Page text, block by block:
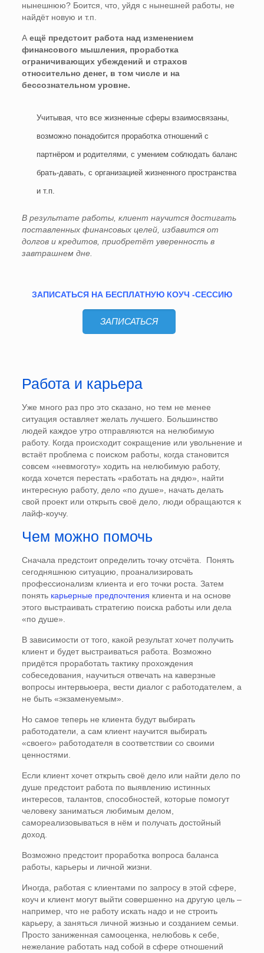
нынешнюю? Боится, что, уйдя с нынешней работы, не
найдёт новую и т.п.
А ещё предстоит работа над изменением
финансового мышления, проработка
ограничивающих убеждений и страхов
относительно денег, в том числе и на
бессознательном уровне.
Учитывая, что все жизненные сферы взаимосвязаны,
возможно понадобится проработка отношений с
партнёром и родителями, с умением соблюдать баланс
брать-давать, с организацией жизненного пространства
и т.п.
В результате работы, клиент научится достигать
поставленных финансовых целей, избавится от
долгов и кредитов, приобретёт уверенность в
завтрашнем дне.
ЗАПИСАТЬСЯ НА БЕСПЛАТНУЮ КОУЧ -СЕССИЮ
ЗАПИСАТЬСЯ
Работа и карьера
Уже много раз про это сказано, но тем не менее
ситуация оставляет желать лучшего. Большинство
людей каждое утро отправляются на нелюбимую
работу. Когда происходит сокращение или увольнение и
встаёт проблема с поиском работы, когда становится
совсем «невмоготу» ходить на нелюбимую работу,
когда хочется перестать «работать на дядю», найти
интересную работу, дело «по душе», начать делать
свой проект или открыть своё дело, люди обращаются к
лайф-коучу.
Чем можно помочь
Сначала предстоит определить точку отсчёта. Понять
сегодняшнюю ситуацию, проанализировать
профессионализм клиента и его точки роста. Затем
понять карьерные предпочтения клиента и на основе
этого выстраивать стратегию поиска работы или дела
«по душе».
В зависимости от того, какой результат хочет получить
клиент и будет выстраиваться работа. Возможно
придётся проработать тактику прохождения
собеседования, научиться отвечать на каверзные
вопросы интервьюера, вести диалог с работодателем, а
не быть «экзаменуемым».
Но самое теперь не клиента будут выбирать
работодатели, а сам клиент научится выбирать
«своего» работодателя в соответствии со своими
ценностями.
Если клиент хочет открыть своё дело или найти дело по
душе предстоит работа по выявлению истинных
интересов, талантов, способностей, которые помогут
человеку заниматься любимым делом,
самореализовываться в нём и получать достойный
доход.
Возможно предстоит проработка вопроса баланса
работы, карьеры и личной жизни.
Иногда, работая с клиентами по запросу в этой сфере,
коуч и клиент могут выйти совершенно на другую цель –
например, что не работу искать надо и не строить
карьеру, а заняться личной жизнью и созданием семьи.
Просто заниженная самооценка, нелюбовь к себе,
нежелание работать над собой в сфере отношений